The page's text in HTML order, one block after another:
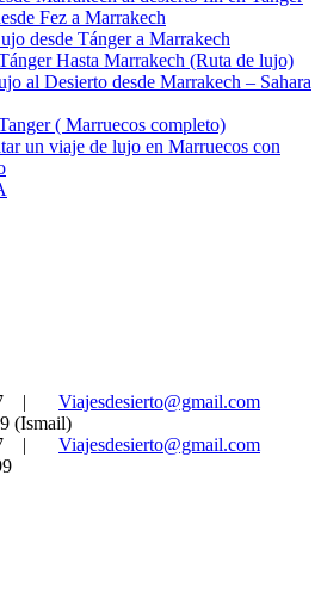
Fez a Marrakech
desde Tánger a Marrakech
Hasta Marrakech (Ruta de lujo)
al Desierto desde Marrakech – Sahara
( Marruecos completo)
un viaje de lujo en Marruecos con
|
Viajesdesierto@gmail.com
(Ismail)
|
Viajesdesierto@gmail.com